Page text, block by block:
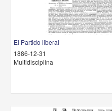
El Partido liberal
1886-12-31
Multidisciplina